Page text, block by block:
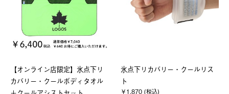
【オンライン店限定】氷点下リ
カバリー・クールボディタオル
氷点下リカバリー・クールリス
ト
￥1,870 (税込)